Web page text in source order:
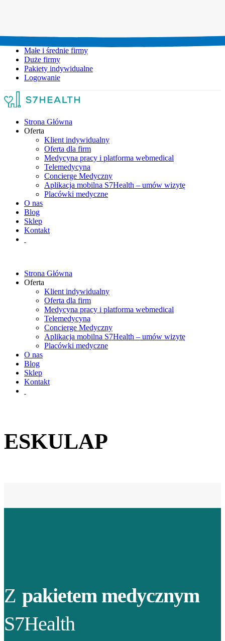
Małe i średnie firmy
Duże firmy
Pakiety indywidualne
Logowanie
Strona Główna
Oferta
Klient indywidualny
Oferta dla firm
Medycyna pracy i platforma webmedical
Telemedycyna
Concierge Medyczny
Aplikacja mobilna S7Health – umów wizytę
Placówki medyczne
O nas
Blog
Sklep
Kontakt
Strona Główna
Oferta
Klient indywidualny
Oferta dla firm
Medycyna pracy i platforma webmedical
Telemedycyna
Concierge Medyczny
Aplikacja mobilna S7Health – umów wizytę
Placówki medyczne
O nas
Blog
Sklep
Kontakt
ESKULAP
Z pakietem medycznym
S7Health